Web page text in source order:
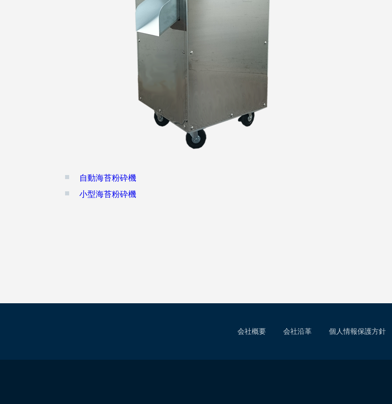
自動海苔粉砕機
小型海苔粉砕機
会社概要 会社沿革 個人情報保護方針